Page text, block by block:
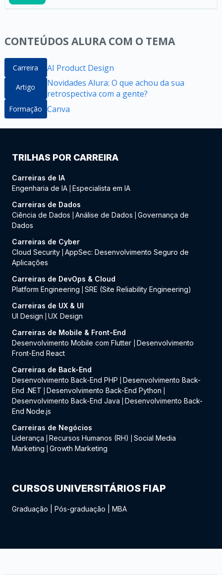
CONTEÚDOS ALURA COM O TEMA
Carreira AI Product Design
Artigo
Novidades Alura: O que achou da sua
retrospectiva com a gente?
Formação Canva
TRILHAS POR CARREIRA
Carreiras de IA
Engenharia de IA Especialista em IA
Carreiras de Dados
Ciência de Dados
Análise de Dados
Governança de
Dados
Carreiras de Cyber
Cloud Security AppSec: Desenvolvimento Seguro de
Aplicações
Carreiras de DevOps & Cloud
Platform Engineering
SRE (Site Reliability Engineering)
Carreiras de UX & UI
UI Design
UX Design
Carreiras de Mobile & Front-End
Desenvolvimento Mobile com Flutter
Desenvolvimento
Front-End React
Carreiras de Back-End
Desenvolvimento Back-End PHP
Desenvolvimento Back-
End .NET
Desenvolvimento Back-End Python
Desenvolvimento Back-End Java
Desenvolvimento Back-
End Node.js
Carreiras de Negócios
Liderança
Recursos Humanos (RH)
Social Media
Marketing
Growth Marketing
CURSOS UNIVERSITÁRIOS FIAP
Graduação Pós-graduação MBA